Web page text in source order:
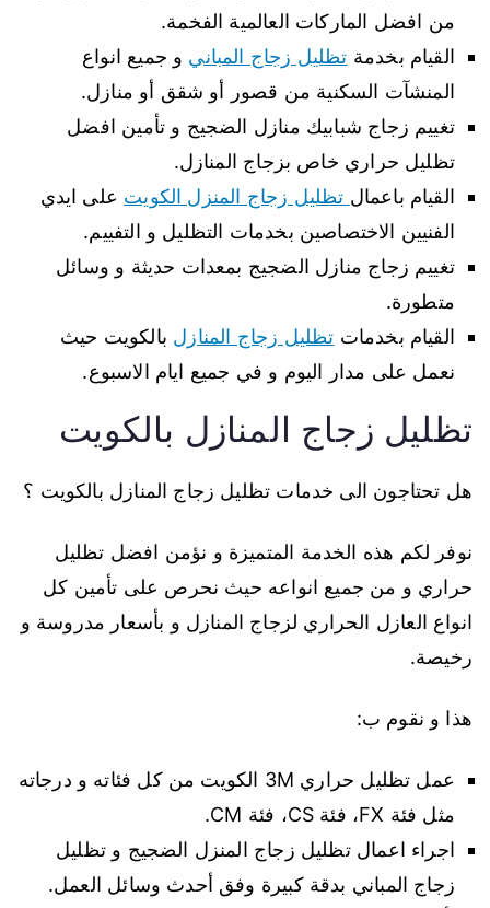
من افضل الماركات العالمية الفخمة.
القيام بخدمة تظليل زجاج المباني و جميع انواع
المنشآت السكنية من قصور أو شقق أو منازل.
تغييم زجاج شبابيك منازل الضجيج و تأمين افضل
تظليل حراري خاص بزجاج المنازل.
القيام باعمال تظليل زجاج المنزل الكويت على ايدي
الفنيين الاختصاصين بخدمات التظليل و التفييم.
تغييم زجاج منازل الضجيج بمعدات حديثة و وسائل
متطورة.
القيام بخدمات تظليل زجاج المنازل بالكويت حيث
نعمل على مدار اليوم و في جميع ايام الاسبوع.
تظليل زجاج المنازل بالكويت
هل تحتاجون الى خدمات تظليل زجاج المنازل بالكويت ؟
نوفر لكم هذه الخدمة المتميزة و نؤمن افضل تظليل
حراري و من جميع انواعه حيث نحرص على تأمين كل
انواع العازل الحراري لزجاج المنازل و بأسعار مدروسة و
رخيصة.
هذا و نقوم ب:
عمل تظليل حراري 3M الكويت من كل فئاته و درجاته
مثل فئة FX، فئة CS، فئة CM.
اجراء اعمال تظليل زجاج المنزل الضجيج و تظليل
زجاج المباني بدقة كبيرة وفق أحدث وسائل العمل.